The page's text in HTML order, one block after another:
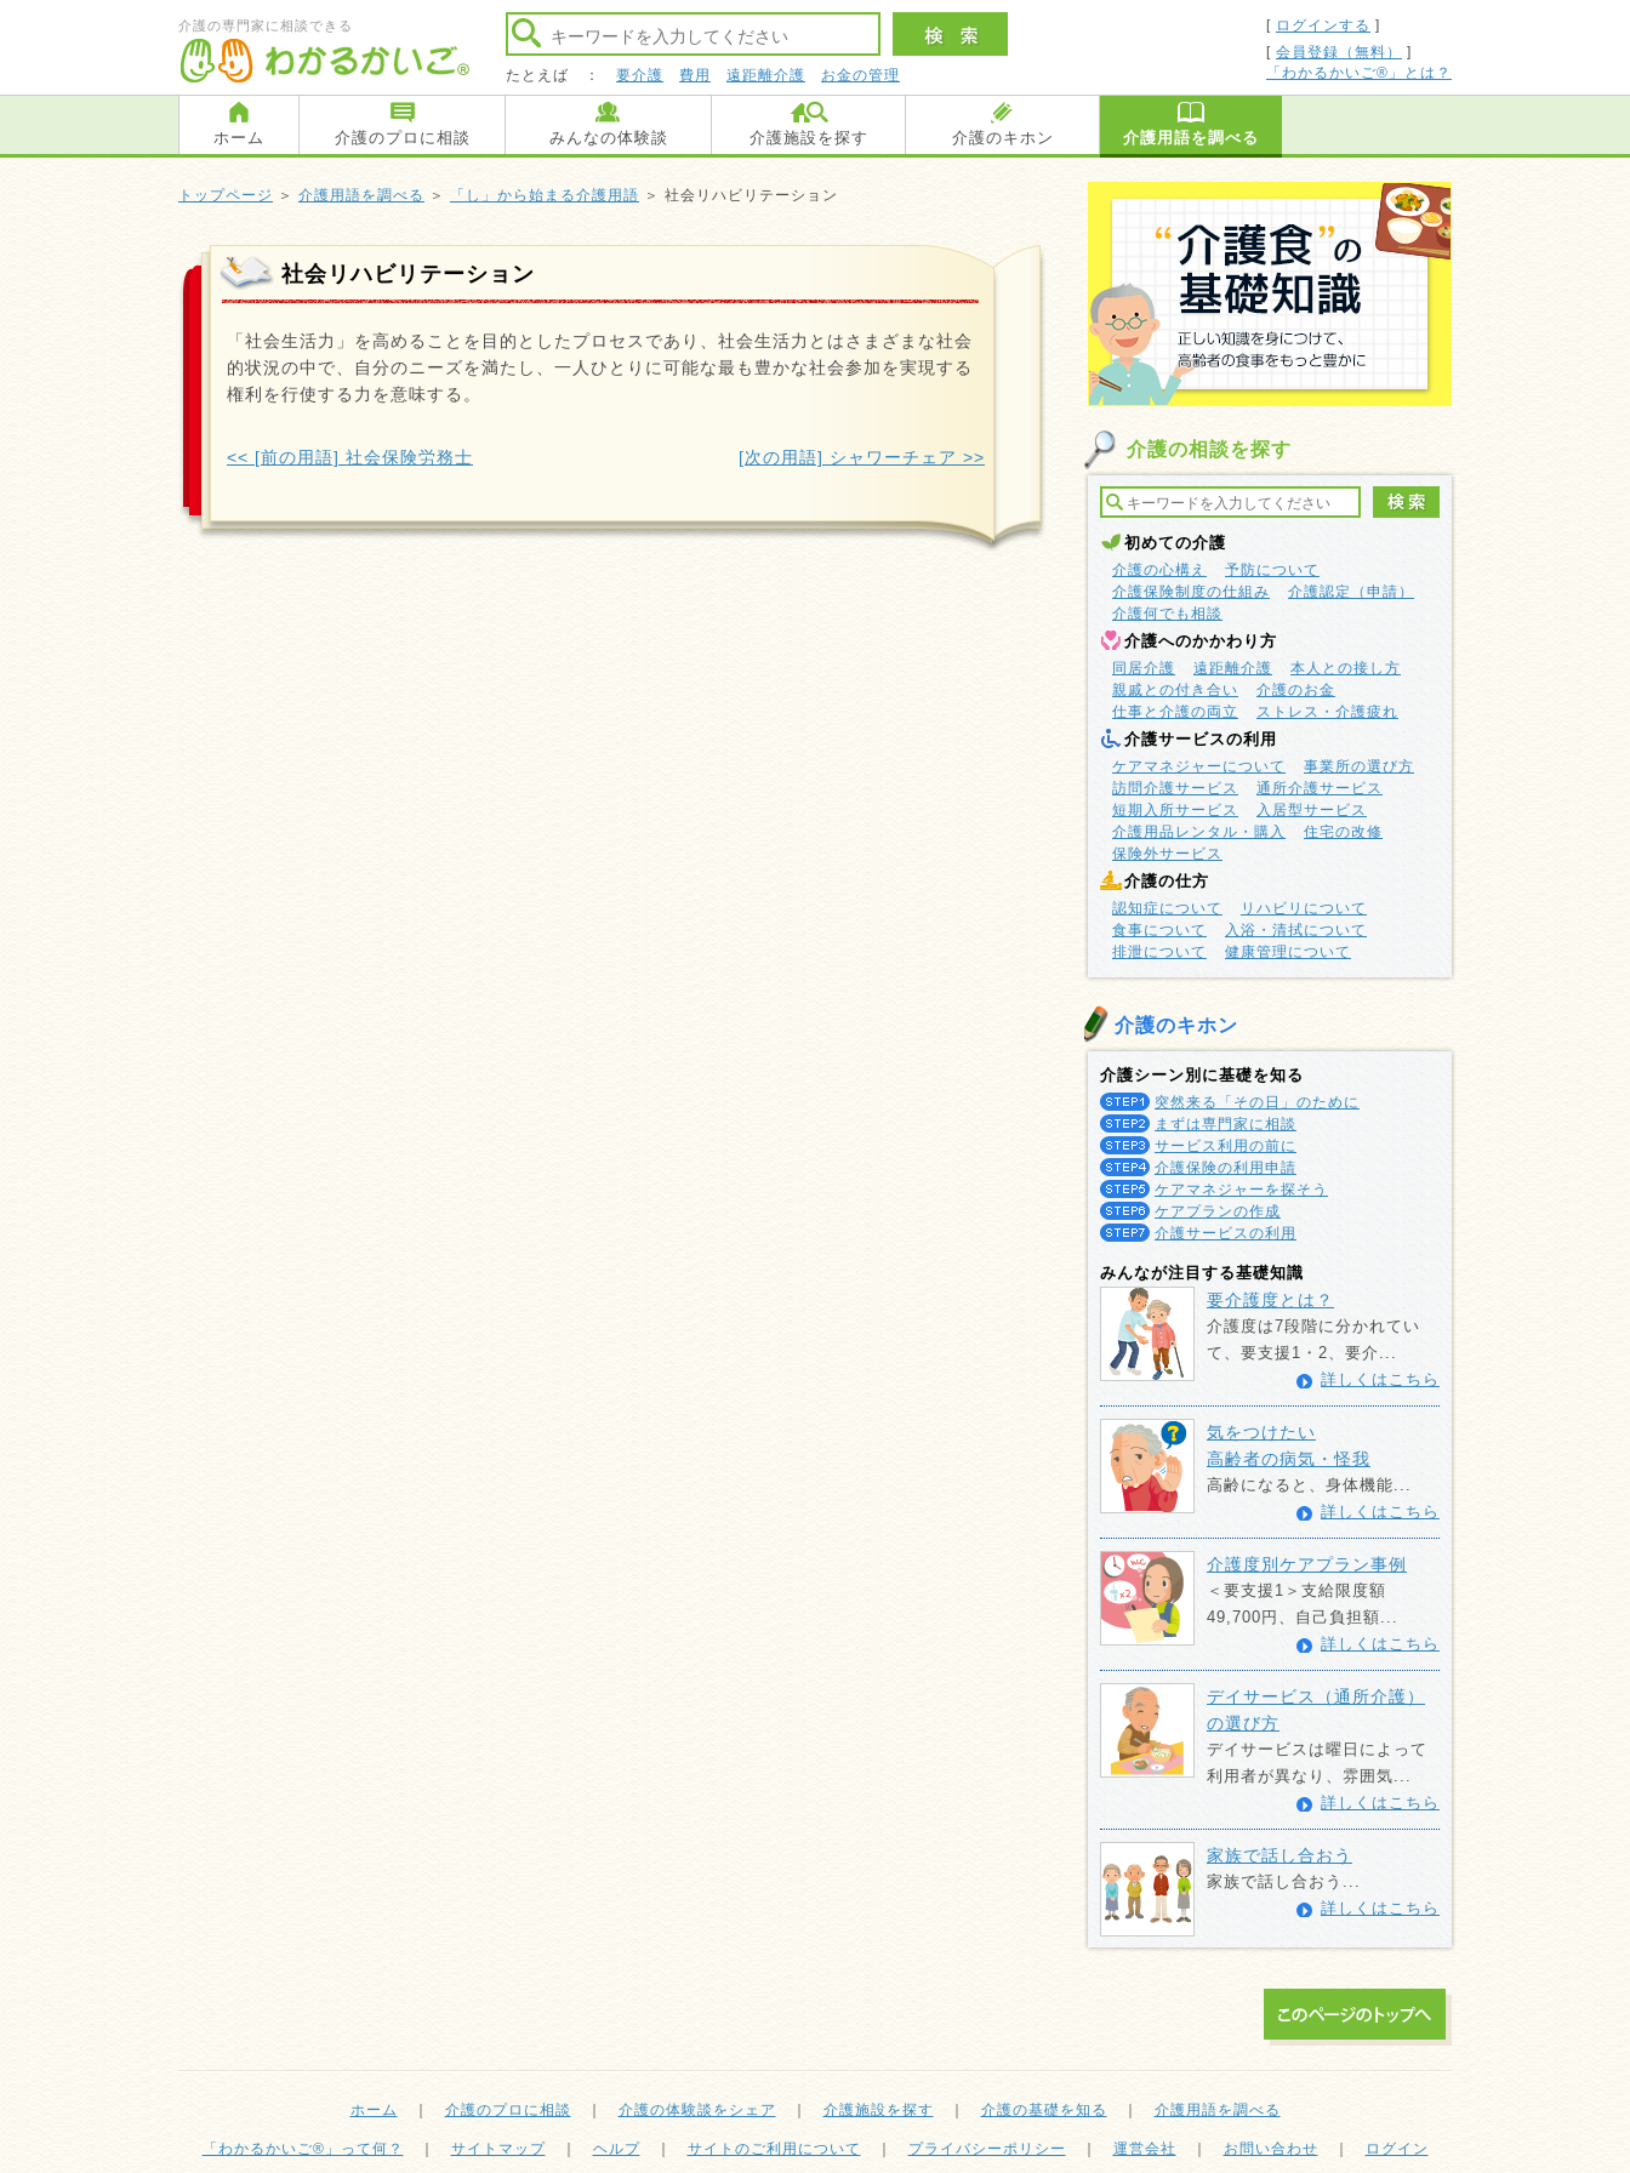
介護の専門家に相談できる
たとえば ： 要介護 費用 遠距離介護 お金の管理
[ ログインする ]
[ 会員登録（無料）
]
「わかるかいご®」とは？
ホーム 介護のプロに相談 みんなの体験談 介護施設を探す 介護のキホン 介護用語を調べる
トップページ ＞ 介護用語を調べる ＞ 「し」から始まる介護用語 ＞ 社会リハビリテーション
社会リハビリテーション
「社会生活力」を高めることを目的としたプロセスであり、社会生活力とはさまざまな社会
的状況の中で、自分のニーズを満たし、一人ひとりに可能な最も豊かな社会参加を実現する
権利を行使する力を意味する。
<< [前の用語] 社会保険労務士 [次の用語] シャワーチェア >> 介護の相談を探す
初めての介護
介護の心構え
予防について
介護保険制度の仕組み
介護認定（申請）
介護何でも相談
介護へのかかわり方
同居介護 遠距離介護
本人との接し方
親戚との付き合い
介護のお金
仕事と介護の両立
ストレス・介護疲れ
介護サービスの利用
ケアマネジャーについて
事業所の選び方
訪問介護サービス
通所介護サービス
短期入所サービス
入居型サービス
介護用品レンタル・購入
住宅の改修
保険外サービス
介護の仕方
認知症について
リハビリについて
食事について
入浴・清拭について
排泄について
健康管理について
介護のキホン
介護シーン別に基礎を知る
突然来る「その日」のために
まずは専門家に相談
サービス利用の前に
介護保険の利用申請
ケアマネジャーを探そう
ケアプランの作成
介護サービスの利用
みんなが注目する基礎知識
要介護度とは？
介護度は7段階に分かれてい
て、要支援1・2、要介...
詳しくはこちら
気をつけたい
高齢者の病気・怪我
高齢になると、身体機能...
詳しくはこちら
介護度別ケアプラン事例
＜要支援1＞支給限度額
49,700円、自己負担額...
詳しくはこちら
デイサービス（通所介護）
の選び方
デイサービスは曜日によって
利用者が異なり、雰囲気...
詳しくはこちら
家族で話し合おう
家族で話し合おう...
詳しくはこちら
ホーム 介護のプロに相談 介護の体験談をシェア 介護施設を探す 介護の基礎を知る 介護用語を調べる
「わかるかいご®」って何？ サイトマップ｜ ヘルプ｜ サイトのご利用について プライバシーポリシー 運営会社 お問い合わせ ログイン